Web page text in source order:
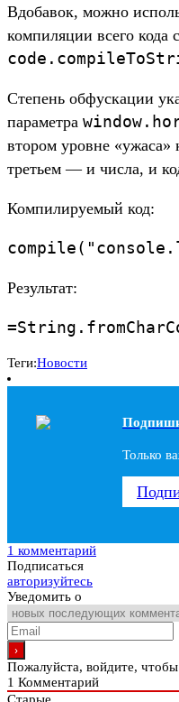
Вдобавок, можно
компиляции всего
Степень обфускации
параметра
втором уровне «ужаса»
третьем — и числа, и
Компилируемый код:
Результат:
Теги:Новости
Только
1 комментарий
Подписаться
авторизуйтесь
Уведомить о
Пожалуйста, войдите,
1 Комментарий